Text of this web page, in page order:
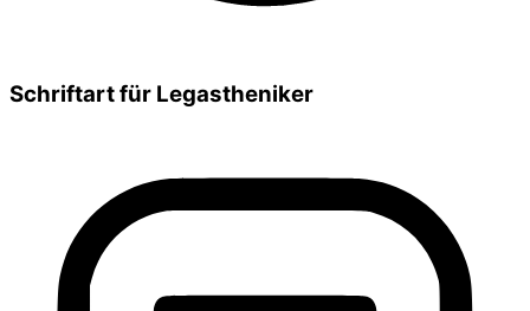
Schriftart für Legastheniker